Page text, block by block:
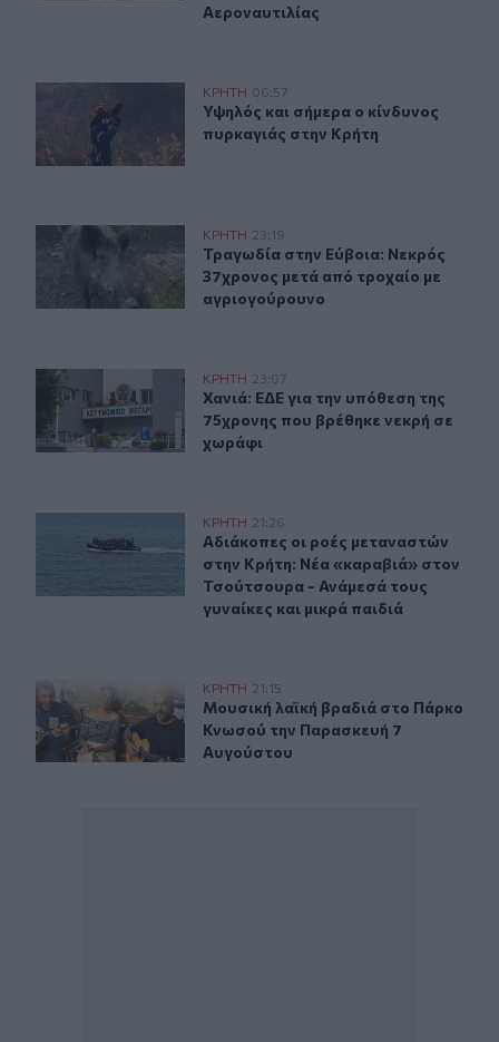
Αεροναυτιλίας
Υψηλός και σήμερα ο κίνδυνος πυρκαγιάς στην Κρήτη
ΚΡΗΤΗ 06:57
Υψηλός και σήμερα ο κίνδυνος
Υψηλός και σήμερα ο κίνδυνος
πυρκαγιάς στην Κρήτη
Τραγωδία στην Εύβοια: Νεκρός 37χρονος μετά από
ΚΡΗΤΗ 23:19
Τραγωδία στην Εύβοια: Νεκρός
Τραγωδία στην Εύβοια: Νεκρός
37χρονος μετά από τροχαίο με
αγριογούρουνο
Χανιά: ΕΔΕ για την υπόθεση της 75χρονης που βρέθηκε
ΚΡΗΤΗ 23:07
Χανιά: ΕΔΕ για την υπόθεση της
Χανιά: ΕΔΕ για την υπόθεση της
75χρονης που βρέθηκε νεκρή σε
χωράφι
Αδιάκοπες οι ροές μεταναστών στην Κρήτη: Νέα
ΚΡΗΤΗ 21:26
Αδιάκοπες οι ροές μεταναστών
Αδιάκοπες οι ροές μεταναστών
στην Κρήτη: Νέα «καραβιά» στον
Τσούτσουρα - Ανάμεσά τους
γυναίκες και μικρά παιδιά
Μουσική λαϊκή βραδιά στο Πάρκο Κνωσού την
ΚΡΗΤΗ 21:15
Μουσική λαϊκή βραδιά στο
Μουσική λαϊκή βραδιά στο Πάρκο
Κνωσού την Παρασκευή 7
Αυγούστου